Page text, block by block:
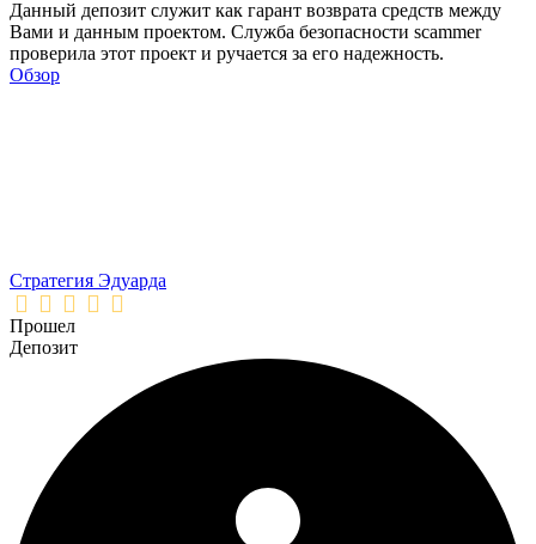
Данный депозит служит как гарант возврата средств между
Вами и данным проектом. Служба безопасности scammer
проверила этот проект и ручается за его надежность.
Обзор
Стратегия Эдуарда
Прошел
Депозит